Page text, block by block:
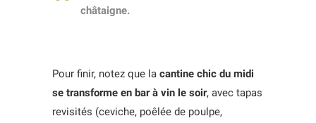
châtaigne.
Pour finir, notez que la cantine chic du midi
se transforme en bar à vin le soir, avec tapas
revisités (ceviche, poêlée de poulpe,